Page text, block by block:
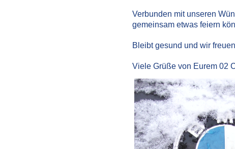
Verbunden mit unseren
gemeinsam etwas feiern
Bleibt gesund und wir
Viele Grüße von Eurem 02